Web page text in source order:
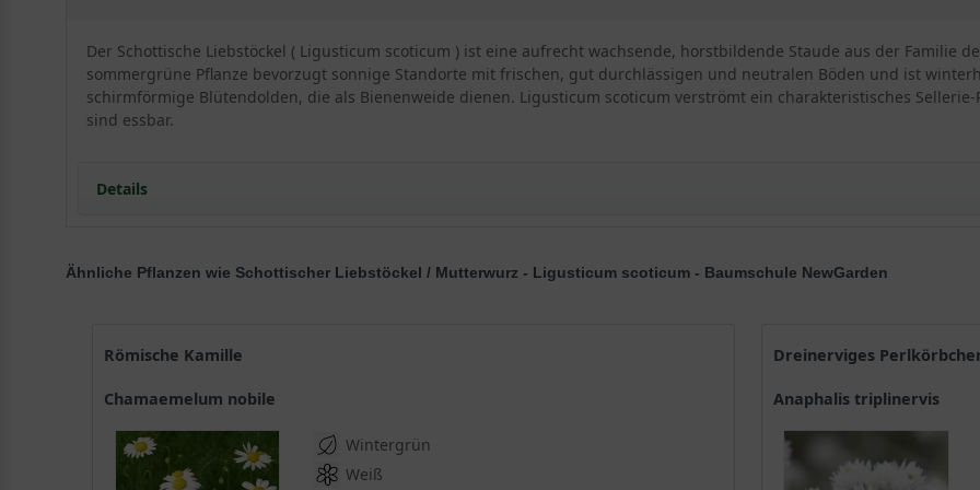
Der Schottische Liebstöckel ( Ligusticum scoticum ) ist eine aufrecht wachsende, horstbildende Staude aus der Familie
sommergrüne Pflanze bevorzugt sonnige Standorte mit frischen, gut durchlässigen und neutralen Böden und ist
schirmförmige Blütendolden, die als Bienenweide dienen. Ligusticum scoticum verströmt ein charakteristisches
sind essbar.
Details
Herkunft und Wuchsform
Der ideale Standort für Ligusticum scoticum
Blüte und Blattwerk des Schottischen Liebstöckels
Die weißen Blütendolden
Das sommergrüne Laub der Mutterwurz
Vielfältige Verwendungsmöglichkeiten im Garten
Ähnliche Pflanzen wie Schottischer Liebstöckel / Mutterwurz - Ligusticum scoticum - Baumschule NewGarden
Dreinerviges
Anaphalis triplinervis
Römische Kamille
Chamaemelum nobile
Wintergrün
Weiß